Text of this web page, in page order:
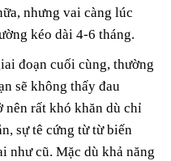
nhưng vai càng lúc
kéo dài 4-6 tháng.
đoạn cuối cùng, thường
sẽ không thấy đau
rất khó khăn dù chỉ
sự tê cứng từ từ biến
như cũ. Mặc dù khả năng